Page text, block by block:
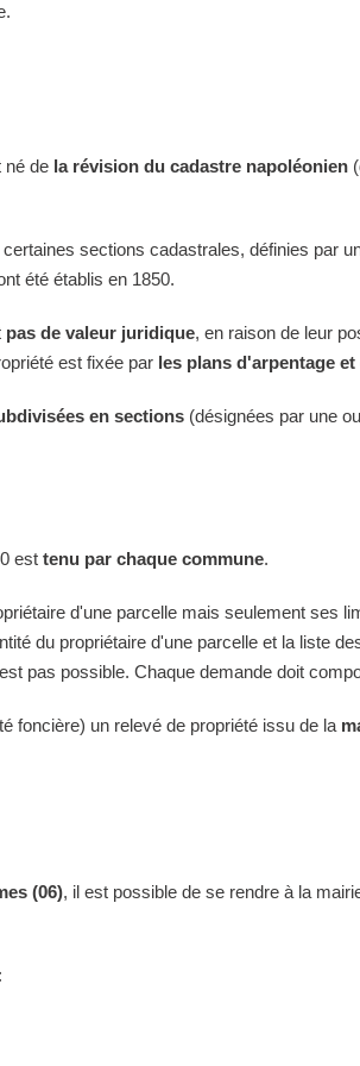
né de la révision du cadastre napoléonien
sections cadastrales, définies par
été établis en 1850.
pas de valeur juridique, en raison de leur
est fixée par les plans d'arpentage
en sections (désignées par une
est tenu par chaque commune.
d'une parcelle mais seulement ses
du propriétaire d'une parcelle et la liste
pas possible. Chaque demande doit
foncière) un relevé de propriété issu de la
(06), il est possible de se rendre à la